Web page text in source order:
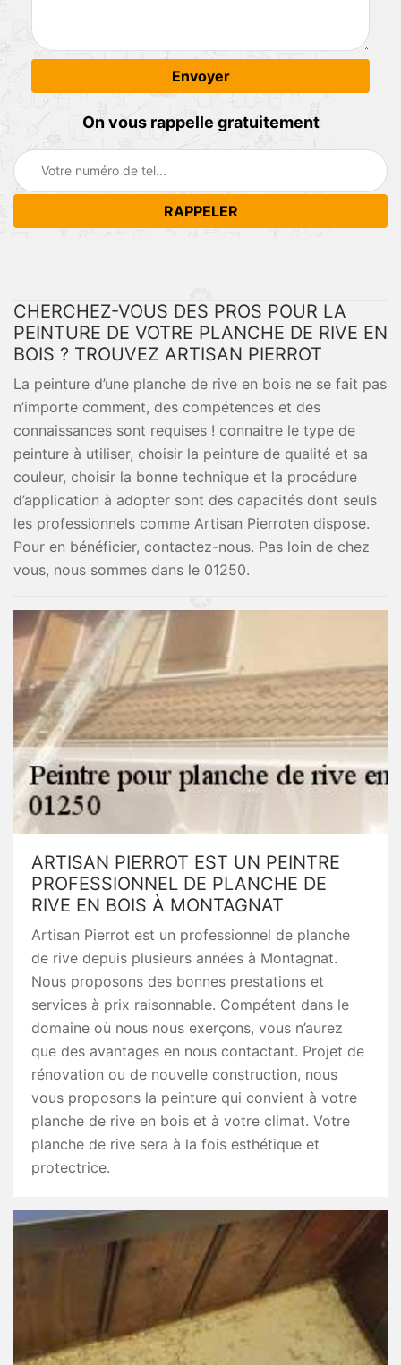
On vous rappelle gratuitement
CHERCHEZ-VOUS DES PROS POUR LA
PEINTURE DE VOTRE PLANCHE DE RIVE EN
BOIS ? TROUVEZ ARTISAN PIERROT
La peinture d’une planche de rive en bois ne se fait pas
n’importe comment, des compétences et des
connaissances sont requises ! connaitre le type de
peinture à utiliser, choisir la peinture de qualité et sa
couleur, choisir la bonne technique et la procédure
d’application à adopter sont des capacités dont seuls
les professionnels comme Artisan Pierroten dispose.
Pour en bénéficier, contactez-nous. Pas loin de chez
vous, nous sommes dans le 01250.
ARTISAN PIERROT EST UN PEINTRE
PROFESSIONNEL DE PLANCHE DE
RIVE EN BOIS À MONTAGNAT
Artisan Pierrot est un professionnel de planche
de rive depuis plusieurs années à Montagnat.
Nous proposons des bonnes prestations et
services à prix raisonnable. Compétent dans le
domaine où nous nous exerçons, vous n’aurez
que des avantages en nous contactant. Projet de
rénovation ou de nouvelle construction, nous
vous proposons la peinture qui convient à votre
planche de rive en bois et à votre climat. Votre
planche de rive sera à la fois esthétique et
protectrice.